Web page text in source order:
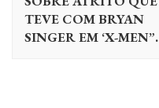
TEVE COM BRYAN
SINGER EM ‘X-MEN”.